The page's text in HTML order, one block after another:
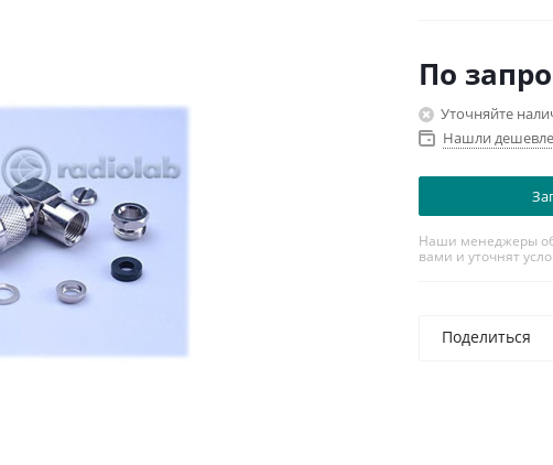
По
Уточняйте
Нашли
Наши менеджеры
вами и уточнят
Поделиться